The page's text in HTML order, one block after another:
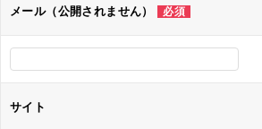
ンメール（公開されません） 必須
サイト